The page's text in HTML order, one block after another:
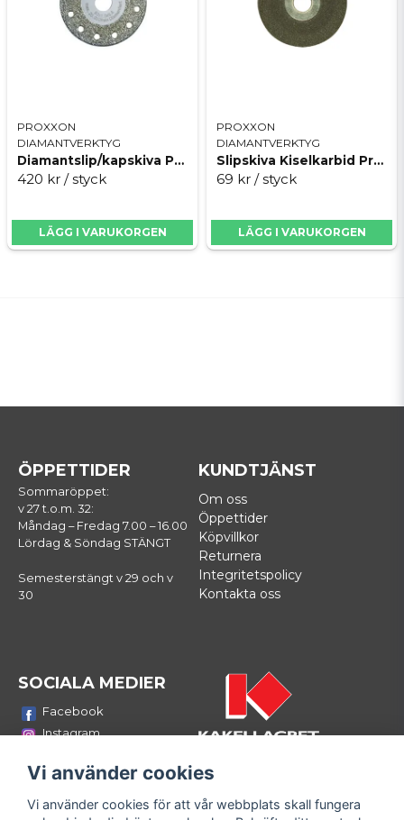
PROXXON
DIAMANTVERKTYG
Diamantslip/kapskiva Proxxon
420 kr / styck
LÄGG I VARUKORGEN
PROXXON
DIAMANTVERKTYG
Slipskiva Kiselkarbid Proxxon
69 kr / styck
LÄGG I VARUKORGEN
ÖPPETTIDER
Sommaröppet:
v 27 t.o.m. 32:
Måndag – Fredag 7.00 – 16.00
Lördag & Söndag STÄNGT
Semesterstängt v 29 och v
30
KUNDTJÄNST
Om oss
Öppettider
Köpvillkor
Returnera
Integritetspolicy
Kontakta oss
SOCIALA MEDIER
Facebook
Instagram
LinkedIn
Bli medlem i vårt nyhetsbrev
Vi använder cookies
Vi använder cookies för att vår webbplats skall fungera